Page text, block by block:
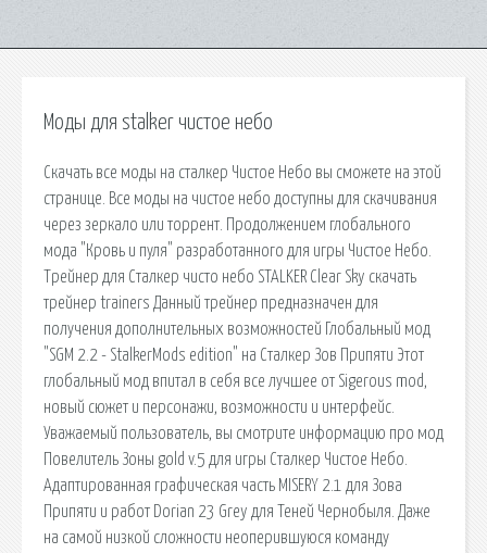
Моды для stalker чистое небо
Скачать все моды на сталкер Чистое Небо вы сможете на этой
странице. Все моды на чистое небо доступны для скачивания
через зеркало или торрент. Продолжением глобального
мода "Кровь и пуля" разработанного для игры Чистое Небо.
Трейнер для Сталкер чисто небо STALKER Clear Sky скачать
трейнер trainers Данный трейнер предназначен для
получения дополнительных возможностей Глобальный мод
"SGM 2.2 - StalkerMods edition" на Сталкер Зов Припяти Этот
глобальный мод впитал в себя все лучшее от Sigerous mod,
новый сюжет и персонажи, возможности и интерфейс.
Уважаемый пользователь, вы смотрите информацию про мод
Повелитель Зоны gold v.5 для игры Сталкер Чистое Небо.
Адаптированная графическая часть MISERY 2.1 для Зова
Припяти и работ Dorian 23 Grey для Теней Чернобыля. Даже
на самой низкой сложности неоперившуюся команду